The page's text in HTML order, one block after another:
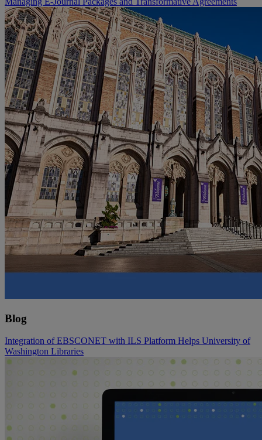
Blog
Integration of EBSCONET with ILS Platform Helps University of
Washington Libraries